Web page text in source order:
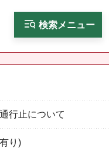
検索メニュー
行止について
り)